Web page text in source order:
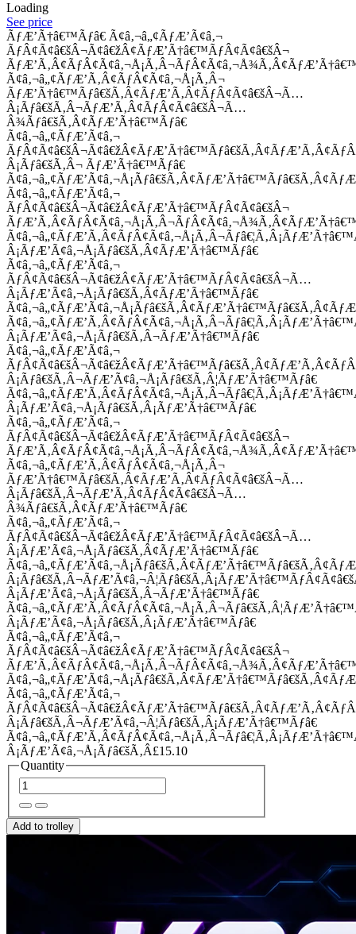
Loading
See price
ÃƒÆ’Ã†â€™Ãƒâ€ Ã¢â‚¬â„¢ÃƒÆ’Ã¢â‚¬
ÃƒÂ¢Ã¢â€šÂ¬Ã¢â€žÂ¢ÃƒÆ’Ã†â€™ÃƒÂ¢Ã¢â€šÂ¬
Ã¢â‚¬â„¢ÃƒÆ’Ã‚Â¢ÃƒÂ¢Ã¢â‚¬Å¡Ã‚Â¬
ÃƒÆ’Ã†â€™Ãƒâ€šÃ‚Â¢ÃƒÆ’Ã‚Â¢ÃƒÂ¢Ã¢â€šÂ¬Ã…
Â¡Ãƒâ€šÃ‚Â¬ÃƒÆ’Ã‚Â¢ÃƒÂ¢Ã¢â€šÂ¬Ã…
Â¾Ãƒâ€šÃ‚Â¢ÃƒÆ’Ã†â€™Ãƒâ€
Ã¢â‚¬â„¢ÃƒÆ’Ã¢â‚¬
Â¡Ãƒâ€šÃ‚Â¬ ÃƒÆ’Ã†â€™Ãƒâ€
Ã¢â‚¬â„¢ÃƒÆ’Ã¢â‚¬
ÃƒÂ¢Ã¢â€šÂ¬Ã¢â€žÂ¢ÃƒÆ’Ã†â€™ÃƒÂ¢Ã¢â€šÂ¬
Â¡ÃƒÆ’Ã¢â‚¬Å¡Ãƒâ€šÃ‚Â¢ÃƒÆ’Ã†â€™Ãƒâ€
Ã¢â‚¬â„¢ÃƒÆ’Ã¢â‚¬
ÃƒÂ¢Ã¢â€šÂ¬Ã¢â€žÂ¢ÃƒÆ’Ã†â€™ÃƒÂ¢Ã¢â€šÂ¬Ã…
Â¡ÃƒÆ’Ã¢â‚¬Å¡Ãƒâ€šÃ‚Â¢ÃƒÆ’Ã†â€™Ãƒâ€
Â¡ÃƒÆ’Ã¢â‚¬Å¡Ãƒâ€šÃ‚Â¬ÃƒÆ’Ã†â€™Ãƒâ€
Ã¢â‚¬â„¢ÃƒÆ’Ã¢â‚¬
Â¡Ãƒâ€šÃ‚Â¬ÃƒÆ’Ã¢â‚¬Å¡Ãƒâ€šÃ‚Â¦ÃƒÆ’Ã†â€™Ãƒâ€
Â¡ÃƒÆ’Ã¢â‚¬Å¡Ãƒâ€šÃ‚Â¡ÃƒÆ’Ã†â€™Ãƒâ€
Ã¢â‚¬â„¢ÃƒÆ’Ã¢â‚¬
ÃƒÂ¢Ã¢â€šÂ¬Ã¢â€žÂ¢ÃƒÆ’Ã†â€™ÃƒÂ¢Ã¢â€šÂ¬
Ã¢â‚¬â„¢ÃƒÆ’Ã‚Â¢ÃƒÂ¢Ã¢â‚¬Å¡Ã‚Â¬
ÃƒÆ’Ã†â€™Ãƒâ€šÃ‚Â¢ÃƒÆ’Ã‚Â¢ÃƒÂ¢Ã¢â€šÂ¬Ã…
Â¡Ãƒâ€šÃ‚Â¬ÃƒÆ’Ã‚Â¢ÃƒÂ¢Ã¢â€šÂ¬Ã…
Â¾Ãƒâ€šÃ‚Â¢ÃƒÆ’Ã†â€™Ãƒâ€
Ã¢â‚¬â„¢ÃƒÆ’Ã¢â‚¬
ÃƒÂ¢Ã¢â€šÂ¬Ã¢â€žÂ¢ÃƒÆ’Ã†â€™ÃƒÂ¢Ã¢â€šÂ¬Ã…
Â¡ÃƒÆ’Ã¢â‚¬Å¡Ãƒâ€šÃ‚Â¢ÃƒÆ’Ã†â€™Ãƒâ€
Â¡ÃƒÆ’Ã¢â‚¬Å¡Ãƒâ€šÃ‚Â¬ÃƒÆ’Ã†â€™Ãƒâ€
Â¡ÃƒÆ’Ã¢â‚¬Å¡Ãƒâ€šÃ‚Â¡ÃƒÆ’Ã†â€™Ãƒâ€
Ã¢â‚¬â„¢ÃƒÆ’Ã¢â‚¬
ÃƒÂ¢Ã¢â€šÂ¬Ã¢â€žÂ¢ÃƒÆ’Ã†â€™ÃƒÂ¢Ã¢â€šÂ¬
Ã¢â‚¬â„¢ÃƒÆ’Ã¢â‚¬
Â¡Ãƒâ€šÃ‚Â¬ÃƒÆ’Ã¢â‚¬Â¦Ãƒâ€šÃ‚Â¡ÃƒÆ’Ã†â€™Ãƒâ€
Â¡ÃƒÆ’Ã¢â‚¬Å¡Ãƒâ€šÃ‚Â£15.10
Quantity
Add to trolley